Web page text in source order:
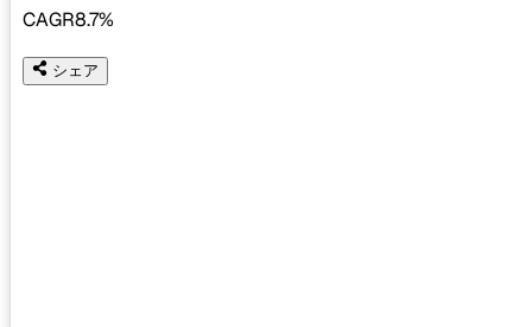
CAGR8.7%
シェア